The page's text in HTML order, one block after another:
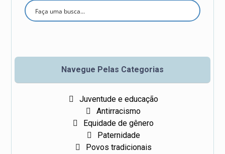
Navegue Pelas Categorias
Juventude e educação
Antirracismo
Equidade de gênero
Paternidade
Povos tradicionais